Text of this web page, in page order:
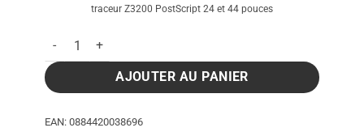
traceur Z3200 PostScript 24 et 44 pouces
quantité de Tête d'impression HP 73 noir mat et rouge
AJOUTER AU PANIER
EAN: 0884420038696